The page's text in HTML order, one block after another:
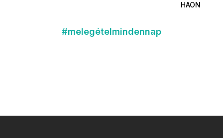
HAON
#melegételmindennap